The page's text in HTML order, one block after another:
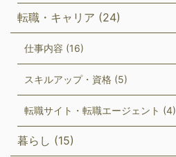
転職・キャリア (24)
仕事内容 (16)
スキルアップ・資格 (5)
転職サイト・転職エージェント (4)
暮らし (15)